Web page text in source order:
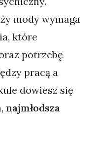
mody wymaga
które
potrzebę
pracą a
dowiesz się
najmłodsza